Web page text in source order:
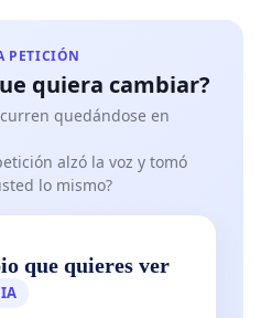
PETICIÓN
quiera cambiar?
quedándose en
alzó la voz y tomó
lo mismo?
que quieres ver